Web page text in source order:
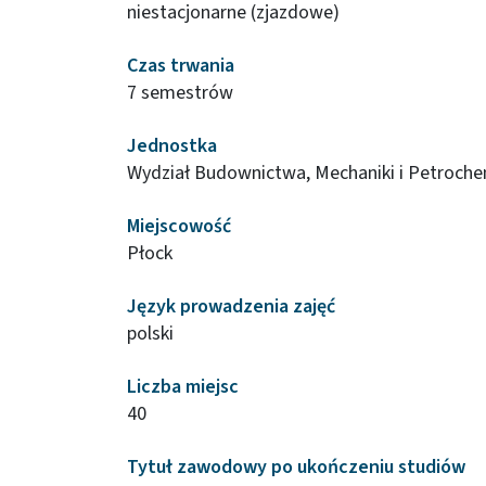
niestacjonarne (zjazdowe)
Czas trwania
7 semestrów
Jednostka
Wydział Budownictwa, Mechaniki i
Miejscowość
Płock
Język prowadzenia zajęć
polski
Liczba miejsc
40
Tytuł zawodowy po ukończeniu studiów